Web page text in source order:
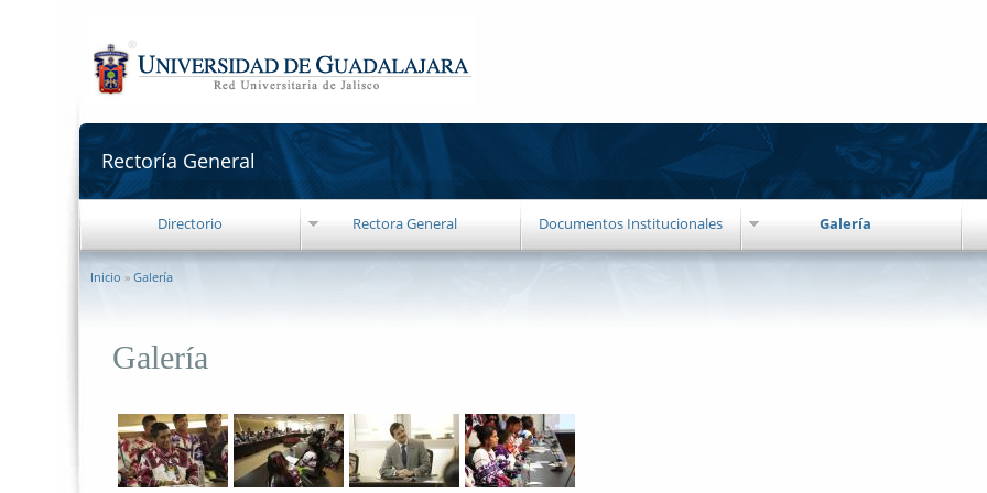
Rectoría General
Rectoría General
Directorio
Rectora General Documentos Institucionales Galería
Se encuentra usted aquí
Inicio » Galería
Galería